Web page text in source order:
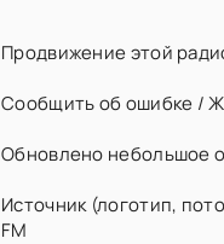
Продвижение этой
Сообщить об ошибке /
Обновлено небольшое
Источник (логотип,
FM